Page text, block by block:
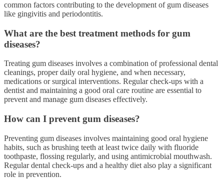
common factors contributing to the development of gum diseases
like gingivitis and periodontitis.
What are the best treatment methods for gum
diseases?
Treating gum diseases involves a combination of professional dental
cleanings, proper daily oral hygiene, and when necessary,
medications or surgical interventions. Regular check-ups with a
dentist and maintaining a good oral care routine are essential to
prevent and manage gum diseases effectively.
How can I prevent gum diseases?
Preventing gum diseases involves maintaining good oral hygiene
habits, such as brushing teeth at least twice daily with fluoride
toothpaste, flossing regularly, and using antimicrobial mouthwash.
Regular dental check-ups and a healthy diet also play a significant
role in prevention.